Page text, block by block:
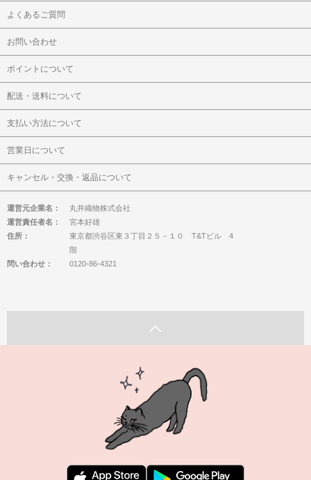
よくあるご質問
お問い合わせ
ポイントについて
配送・送料について
支払い方法について
営業日について
キャンセル・交換・返品について
運営元企業名：
丸井織物株式会社
運営責任者名：
宮本好雄
住所：
東京都渋谷区東３丁目２５－１０ T&Tビル 4
階
問い合わせ：
0120-86-4321